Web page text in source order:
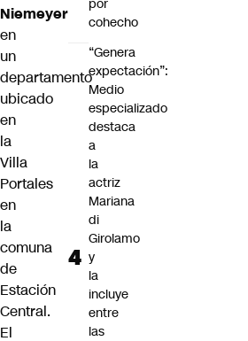
Niemeyer
en
un
departamento
ubicado
en
la
Villa
Portales
en
la
comuna
de
Estación
Central.
El
por
cohecho
“Genera
expectación”:
Medio
especializado
destaca
a
la
actriz
Mariana
di
Girolamo
y
la
incluye
entre
las